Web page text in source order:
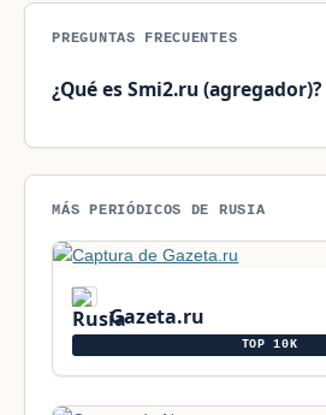
PREGUNTAS FRECUENTES
¿Qué es Smi2.ru (agregador)?
MÁS PERIÓDICOS DE RUSIA
Gazeta.ru
TOP 10K